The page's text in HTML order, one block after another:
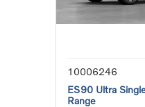
10006246
ES90 Ultra
Range